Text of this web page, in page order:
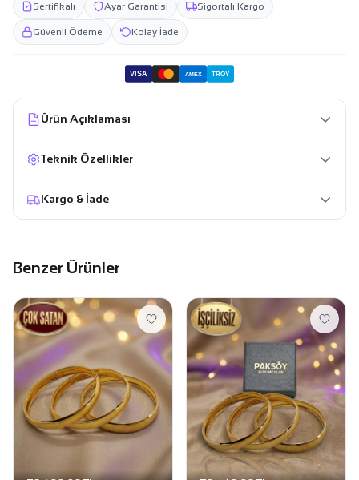
Sertifikalı Ayar Garantisi Sigortalı Kargo
Güvenli Ödeme Kolay İade
VISA AMEX TROY
Ürün Açıklaması
Teknik Özellikler
Kargo & İade
Benzer Ürünler